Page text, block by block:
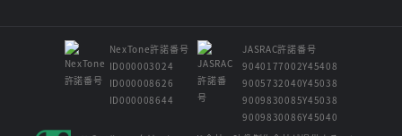
NexTone許諾番号
ID000003024
ID000008626
ID000008644
JASRAC許諾番号
9040177002Y45408
9005732040Y45038
9009830085Y45038
9009830086Y45040